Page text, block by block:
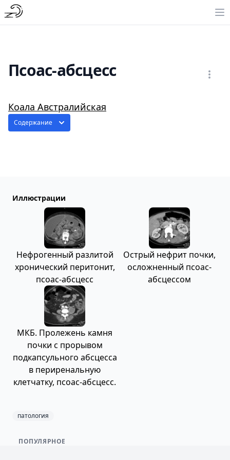
Псоас-абсцесс
Коала Австралийская
Содержание
Иллюстрации
Нефрогенный разлитой
хронический перитонит,
псоас-абсцесс
Острый нефрит почки,
осложненный псоас-
абсцессом
МКБ. Пролежень камня
почки с прорывом
подкапсульного абсцесса
в периренальную
клетчатку, псоас-абсцесс.
патология
ПОПУЛЯРНОЕ